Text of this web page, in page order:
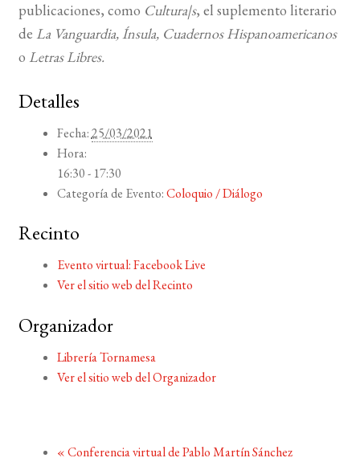
publicaciones, como Cultura|s, el suplemento literario
de La Vanguardia,Ínsula, Cuadernos Hispanoamericanos
o Letras Libres.
Detalles
Fecha:25/03/2021
Hora:
16:30 - 17:30
Categoría de Evento:Coloquio / Diálogo
Recinto
Evento virtual: Facebook Live
Ver el sitio web del Recinto
Organizador
Librería Tornamesa
Ver el sitio web del Organizador
«Conferencia virtual de Pablo Martín Sánchez